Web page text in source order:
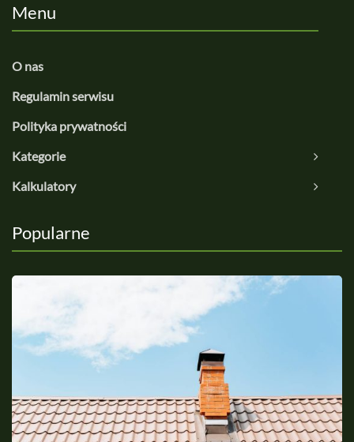
Menu
O nas
Regulamin serwisu
Polityka prywatności
Kategorie
Kalkulatory
Popularne